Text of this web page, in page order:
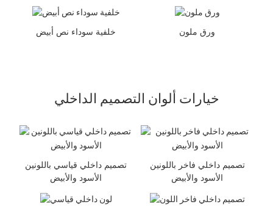
خلفية سوداء نص أبيض ورق ملون
خيارات ألوان التصميم الداخلي
تصميم داخلي قياسي باللونين
الأسود والأبيض
تصميم داخلي فاخر باللونين
الأسود والأبيض